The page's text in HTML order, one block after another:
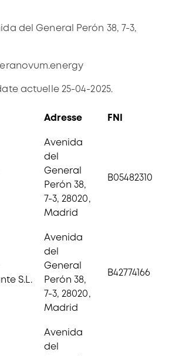
del General Perón 38, 7-3,
actuelle 25-04-2025.
Adresse FNI
Avenida
del
General
Perón 38,
7-3, 28020,
Madrid
B05482310
S.L.
Avenida
del
General
Perón 38,
7-3, 28020,
Madrid
B42774166
Avenida
del